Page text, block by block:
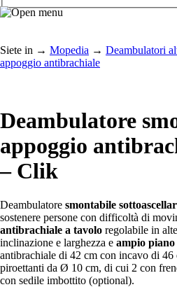
Siete in → Mopedia → Deambulatori
appoggio antibrachiale
Deambulatore
appoggio
– Clik
Deambulatore smontabile
sostenere persone con difficoltà di
antibrachiale a tavolo regolabile in
inclinazione e larghezza e ampio
antibrachiale di 42 cm con incavo di
piroettanti da Ø 10 cm, di cui 2 con
con sedile imbottito (optional).